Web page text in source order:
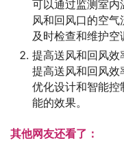
可以通过监测室内
风和回风口的空
及时检查和维护空
提高送风和回风效
提高送风和回风效
优化设计和智能
能的效果。
其他网友还看了：